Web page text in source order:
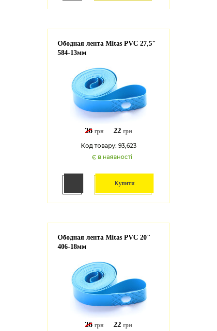
Ободная лента Mitas PVC 27,5"
584-13мм
26 грн 22 грн
Код товару: 93,623
Є в наявності
Купити
Ободная лента Mitas PVC 20"
406-18мм
26 грн 22 грн